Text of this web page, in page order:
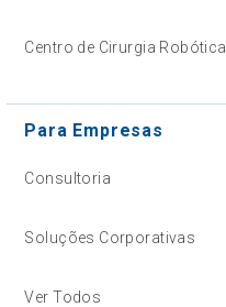
Centro de Cirurgia Robótica
Para Empresas
Consultoria
Soluções Corporativas
Ver Todos